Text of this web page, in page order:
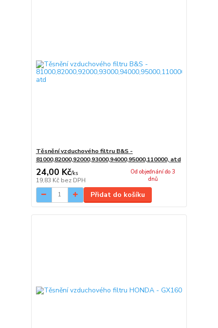
Těsnění vzduchového filtru B&S -
81000,82000,92000,93000,94000,95000,110000, atd
24,00 Kč/ks
19,83 Kč bez DPH
Od objednání do 3
dnů
Přidat do košíku